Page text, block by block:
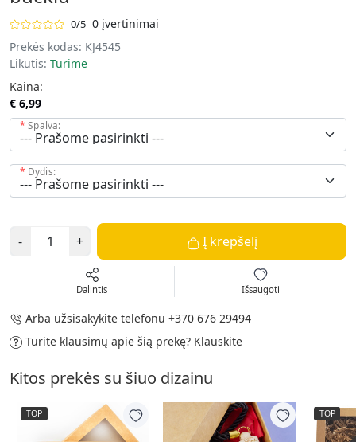
0/5 0 įvertinimai
Prekės kodas: KJ4545
Likutis: Turime
Kaina:
€ 6,99
Spalva:
Dydis:
- + Į krepšelį
Dalintis Išsaugoti
Arba užsisakykite telefonu +370 676 29494
Turite klausimų apie šią prekę? Klauskite
Kitos prekės su šiuo dizainu
TOP TOP